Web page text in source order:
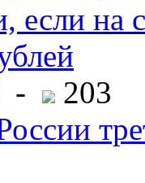
на
-
203